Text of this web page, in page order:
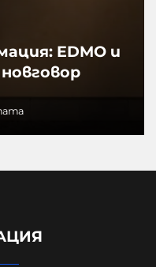
EDMO и